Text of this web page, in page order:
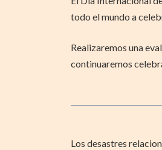
todo el mundo a
Realizaremos una
continuaremos
Los desastres